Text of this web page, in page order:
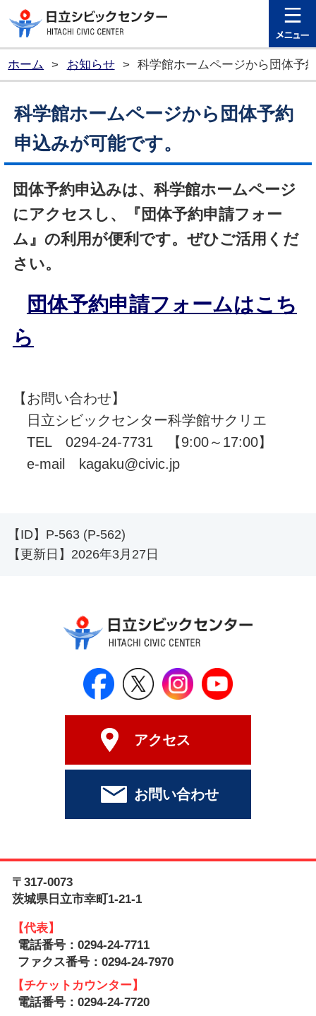
日立シビ
ホーム > お知らせ > 科学館ホームページから団体予
科学館ホームページから団体予約
申込みが可能です。
団体予約申込みは、科学館ホームページ
にアクセスし、『団体予約申請フォー
ム』の利用が便利です。ぜひご活用くだ
さい。
団体予約申請フォームはこち
ら
【お問い合わせ】
日立シビックセンター科学館サクリエ
TEL 0294-24-7731 【9:00～17:00】
e-mail kagaku@civic.jp
【ID】 P-563 (P-562)
【更新日】 2026年3月27日
日立シビックセンター公式
日立シビックセンター
日立シビックセ
アクセス
お問い合わせ
〒317-0073
茨城県日立市幸町1-21-1
【代表】
電話番号：0294-24-7711
ファクス番号：0294-24-7970
【チケットカウンター】
電話番号：0294-24-7720